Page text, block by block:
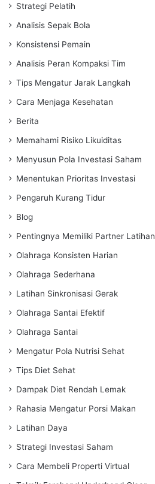
Strategi Pelatih
Analisis Sepak Bola
Konsistensi Pemain
Analisis Peran Kompaksi Tim
Tips Mengatur Jarak Langkah
Cara Menjaga Kesehatan
Berita
Memahami Risiko Likuiditas
Menyusun Pola Investasi Saham
Menentukan Prioritas Investasi
Pengaruh Kurang Tidur
Blog
Pentingnya Memiliki Partner Latihan
Olahraga Konsisten Harian
Olahraga Sederhana
Latihan Sinkronisasi Gerak
Olahraga Santai Efektif
Olahraga Santai
Mengatur Pola Nutrisi Sehat
Tips Diet Sehat
Dampak Diet Rendah Lemak
Rahasia Mengatur Porsi Makan
Latihan Daya
Strategi Investasi Saham
Cara Membeli Properti Virtual